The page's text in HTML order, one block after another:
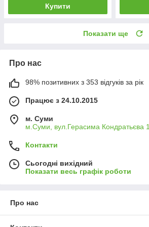
Купити
Показати ще
Про нас
98% позитивних з 353 відгуків за рік
Працює з 24.10.2015
м. Суми
м.Суми, вул.Герасима Кондратьєва
Контакти
Сьогодні вихідний
Показати весь графік роботи
Про нас